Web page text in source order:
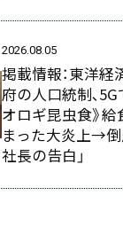
2026.08.05
掲載情報：東洋経
府の人口統制､
オロギ昆虫食》
まった大炎上→
社長の告白」